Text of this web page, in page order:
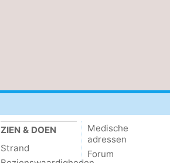
ZIEN & DOEN
Strand
Medische
adressen
Forum